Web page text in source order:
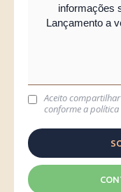
Aceito
conforme apolítica